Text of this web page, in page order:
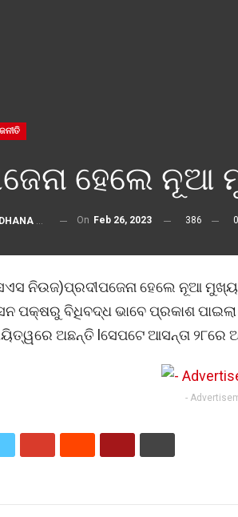
ହେଲେ ନୂଆ
DESK On Feb 26, 2023 386 0
ନିଉଜ)ପ୍ରଦୀପଜେନା ହେଲେ ନୂଆ
ପକ୍ଷରୁ ବିଧିବଦ୍ଧ ଭାବେ ପ୍ରକାଶ
ଅଛନ୍ତି lସେପଟେ ଆସନ୍ତା ୨୮ରେ
-